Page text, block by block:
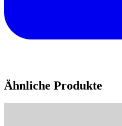
Ähnliche Produkte